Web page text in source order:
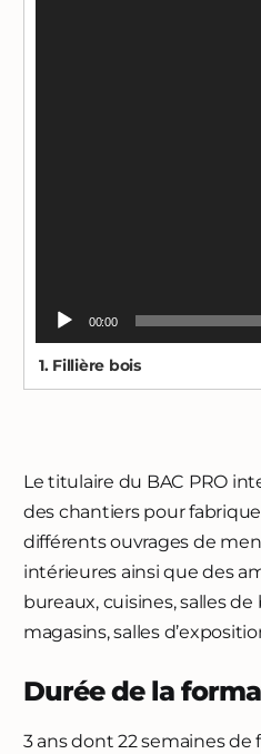
00:00
1. Fillière bois
Le titulaire du BAC PRO
des chantiers pour
différents ouvrages de
intérieures ainsi que des
bureaux, cuisines, salles de
magasins, salles
Durée de la
3 ans dont 22 semaines